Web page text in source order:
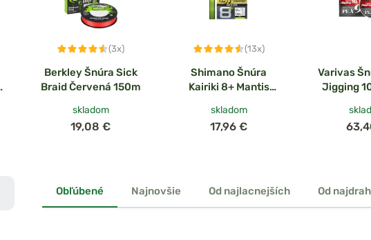
(3x)
Berkley Šnúra Sick
Braid Červená 150m
skladom
19,08 €
(13x)
Shimano Šnúra
Kairiki 8+ Mantis
skladom
17,96 €
Varivas
Jigging
Obľúbené Najnovšie Od najlacnejších Od